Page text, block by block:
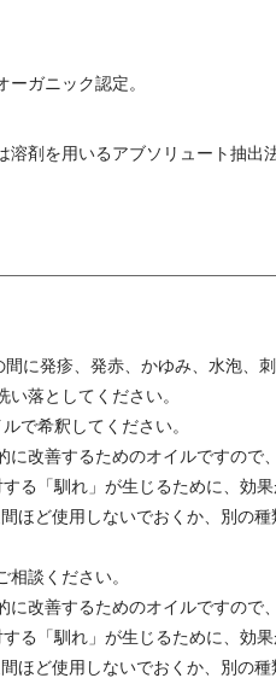
ガニック認定。
剤を用いるアブソリュート抽出
に発疹、発赤、かゆみ、水泡、
落としてください。
で希釈してください。
改善するためのオイルですので
る「馴れ」が生じるために、効
ほど使用しないでおくか、別の種
談ください。
改善するためのオイルですので
る「馴れ」が生じるために、効
ほど使用しないでおくか、別の種